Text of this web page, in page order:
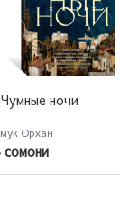
Чумные ночи
Орхан
сомони